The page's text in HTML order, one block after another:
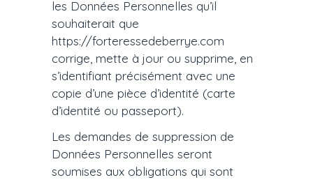
les Données Personnelles qu’il
souhaiterait que
https://forteressedeberrye.com
corrige, mette à jour ou supprime, en
s’identifiant précisément avec une
copie d’une pièce d’identité (carte
d’identité ou passeport).
Les demandes de suppression de
Données Personnelles seront
soumises aux obligations qui sont